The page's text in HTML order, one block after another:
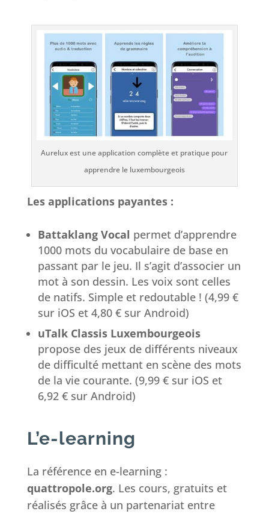
Aurelux est une application complète et pratique pour
apprendre le luxembourgeois
Les applications payantes :
Battaklang Vocal permet d’apprendre
1000 mots du vocabulaire de base en
passant par le jeu. Il s’agit d’associer un
mot à son dessin. Les voix sont celles
de natifs. Simple et redoutable ! (4,99 €
sur iOS et 4,80 € sur Android)
uTalk Classis Luxembourgeois
propose des jeux de différents niveaux
de difficulté mettant en scène des mots
de la vie courante. (9,99 € sur iOS et
6,92 € sur Android)
L’e-learning
La référence en e-learning :
quattropole.org. Les cours, gratuits et
réalisés grâce à un partenariat entre